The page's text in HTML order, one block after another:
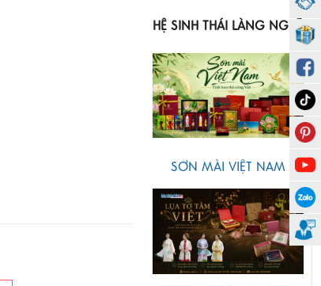
HỆ SINH THÁI LÀNG NGHỀ
SƠN MÀI VIỆT NAM